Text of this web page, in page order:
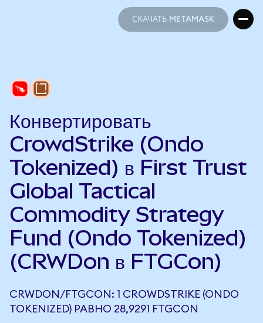
СКАЧАТЬ METAMASK
Конвертировать
CrowdStrike (Ondo
Tokenized) в First Trust
Global Tactical
Commodity Strategy
Fund (Ondo Tokenized)
(CRWDon в FTGCon)
CRWDON/FTGCON: 1 CROWDSTRIKE (ONDO
TOKENIZED) РАВНО 28,9291 FTGCON